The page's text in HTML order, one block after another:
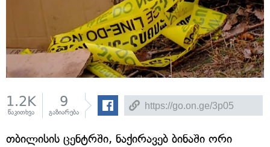
1.2K
წაკითხვა
9
გაზიარება
თბილისის ცენტრში, ნაქირავებ ბინაში ორი